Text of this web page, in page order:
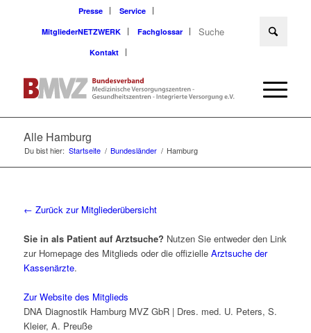
Presse
Service
MitgliederNETZWERK
Fachglossar
Kontakt
Alle Hamburg
Du bist hier: Startseite / Bundesländer / Hamburg
← Zurück zur Mitgliederübersicht
Sie in als Patient auf Arztsuche? Nutzen Sie entweder den Link
zur Homepage des Mitglieds oder die offizielle Arztsuche der
Kassenärzte.
Zur Website des Mitglieds
DNA Diagnostik Hamburg MVZ GbR | Dres. med. U. Peters, S.
Kleier, A. Preuße